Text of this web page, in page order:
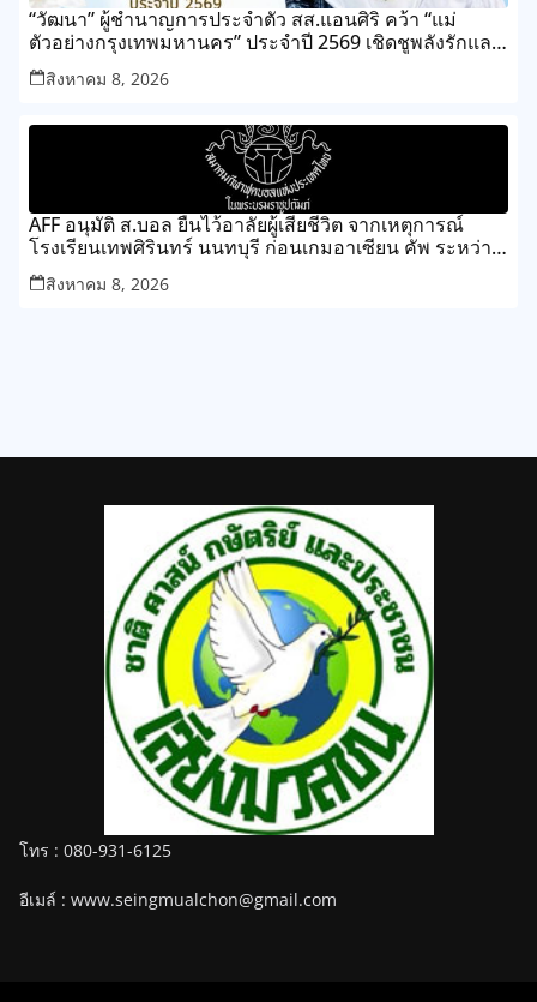
“วัฒนา” ผู้ชำนาญการประจำตัว สส.แอนศิริ คว้า “แม่
ตัวอย่างกรุงเทพมหานคร” ประจำปี 2569 เชิดชูพลังรักและ
ความเสียสละของแม่ เขตทุ่งครุ
สิงหาคม 8, 2026
AFF อนุมัติ ส.บอล ยืนไว้อาลัยผู้เสียชีวิต จากเหตุการณ์
โรงเรียนเทพศิรินทร์ นนทบุรี ก่อนเกมอาเซียน คัพ ระหว่าง
ไทย กับ เมียนมา
สิงหาคม 8, 2026
โทร : 080-931-6125
อีเมล์ : www.seingmualchon@gmail.com